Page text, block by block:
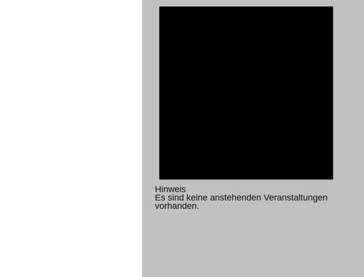
Hinweis
Es sind keine anstehenden Veranstaltungen
vorhanden.